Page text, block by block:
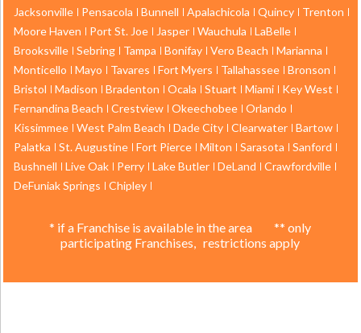
Jacksonville
Pensacola Bunnell Apalachicola Quincy
Trenton
Moore Haven
Port St. Joe Jasper Wauchula
LaBelle
Brooksville Sebring Tampa Bonifay Vero Beach
Marianna
Monticello
Mayo Tavares Fort Myers Tallahassee Bronson
Bristol
Madison Bradenton Ocala Stuart Miami
Key West
Fernandina Beach
Crestview Okeechobee Orlando
Kissimmee West Palm Beach Dade City Clearwater Bartow
Palatka
St. Augustine Fort Pierce Milton Sarasota
Sanford
Bushnell
Live Oak Perry Lake Butler DeLand
Crawfordville
DeFuniak Springs
Chipley
* if a Franchise is available in the area ** only
participating Franchises, restrictions apply